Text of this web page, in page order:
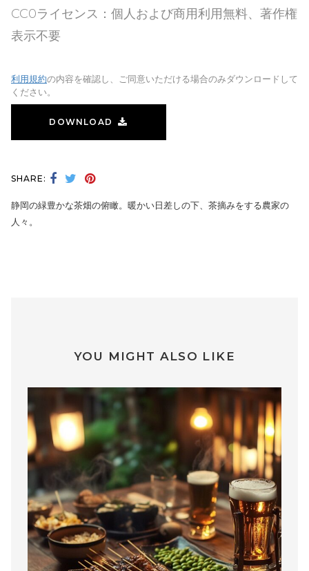
CC0ライセンス：個人および商用利用無料、著作権
表示不要
利用規約の内容を確認し、ご同意いただける場合のみダウンロードして
ください。
DOWNLOAD
SHARE:
静岡の緑豊かな茶畑の俯瞰。暖かい日差しの下、茶摘みをする農家の
人々。
YOU MIGHT ALSO LIKE